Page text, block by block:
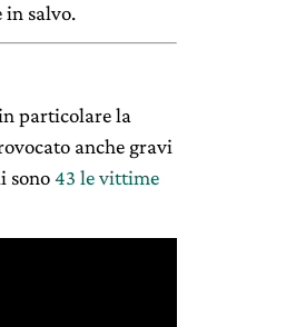
in salvo.
particolare la
anche gravi
sono43 le vittime